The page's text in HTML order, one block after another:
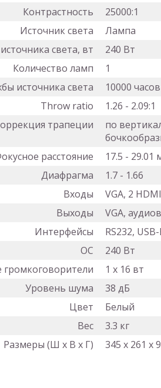
Контрастность
25000:1
Источник света
Лампа
света, вт
240 Вт
Количество ламп
1
источника света
10000 часов
Throw ratio
1.26 - 2.09:1
трапеции
по
расстояние
17.5 - 29.01
Диафрагма
1.7 - 1.66
Входы
VGA, 2
Выходы
VGA,
Интерфейсы
RS232,
ОС
240 Вт
громкоговорители
1 х 16 вт
Уровень шума
38 дБ
Цвет
Белый
Вес
3.3 кг
Размеры (Ш x В x Г)
345 х 261 х